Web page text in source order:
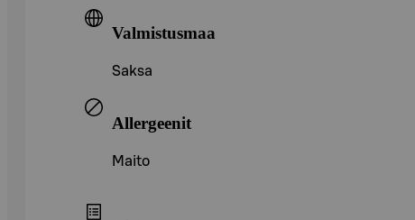
Valmistusmaa
Saksa
Allergeenit
Maito